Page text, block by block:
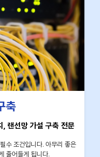
축
, 랜선망 가설 구축 전문
수 조건입니다. 아무리 좋은
줄어들게 됩니다.